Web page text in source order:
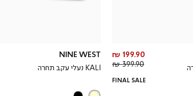
מחיר
מוצר
199.90 ₪
מחיר
399.90 ₪
FINAL SALE
NINE WEST
KALI נעלי עקב תחרה